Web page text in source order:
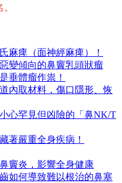
麻痺（面神經麻痺）！
變傾向的鼻竇乳頭狀瘤
垂體瘤作祟！
內取材料，傷口隱形、恢
心罕見但凶險的「鼻NK/T
著嚴重全身疾病！
竇炎，影響全身健康
如何導致難以根治的鼻塞